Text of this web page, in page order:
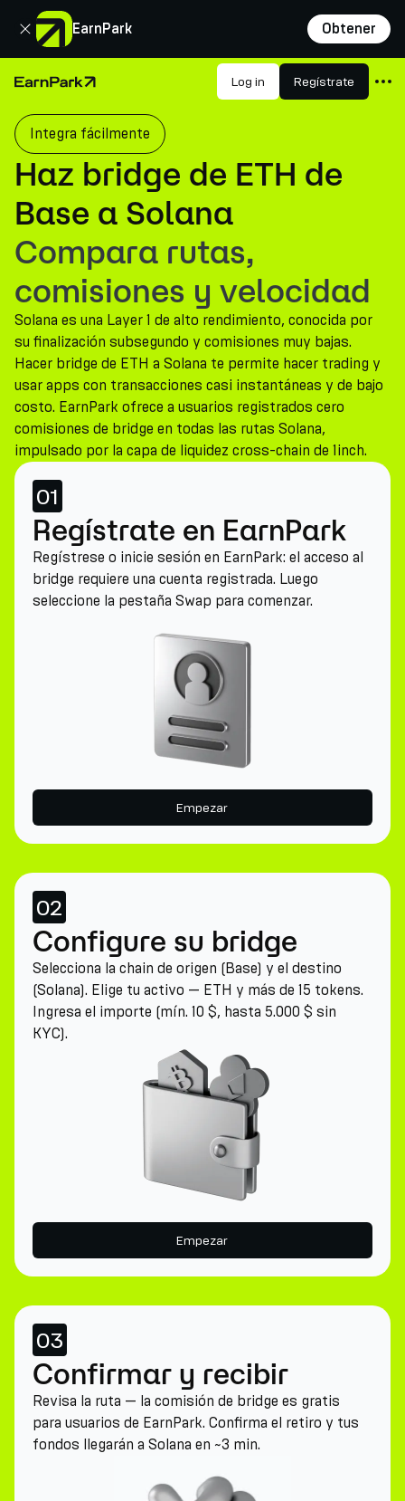
EarnPark Obtener
Cerrar
Página de inicio Log in Regístrate
Productos
Mercados
Calculadoras
PARK Token
Recursos
Compañía
Integra fácilmente
Haz bridge de ETH de
Base a Solana
Compara rutas,
comisiones y velocidad
Solana es una Layer 1 de alto rendimiento, conocida por
su finalización subsegundo y comisiones muy bajas.
Hacer bridge de ETH a Solana te permite hacer trading y
usar apps con transacciones casi instantáneas y de bajo
costo. EarnPark ofrece a usuarios registrados cero
comisiones de bridge en todas las rutas Solana,
impulsado por la capa de liquidez cross-chain de 1inch.
01
Regístrate en EarnPark
Regístrese o inicie sesión en EarnPark: el acceso al
bridge requiere una cuenta registrada. Luego
seleccione la pestaña Swap para comenzar.
Empezar
02
Configure su bridge
Selecciona la chain de origen (Base) y el destino
(Solana). Elige tu activo — ETH y más de 15 tokens.
Ingresa el importe (mín. 10 $, hasta 5.000 $ sin
KYC).
Empezar
03
Confirmar y recibir
Revisa la ruta — la comisión de bridge es gratis
para usuarios de EarnPark. Confirma el retiro y tus
fondos llegarán a Solana en ~3 min.